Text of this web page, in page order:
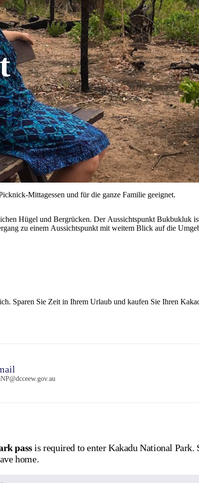
Mittagessen und für die ganze Familie geeignet.
Hügel und Bergrücken. Der Aussichtspunkt Bukbukluk
zu einem Aussichtspunkt mit weitem Blick auf die
Sparen Sie Zeit in Ihrem Urlaub und kaufen Sie Ihren
passis required to enter Kakadu National
home.